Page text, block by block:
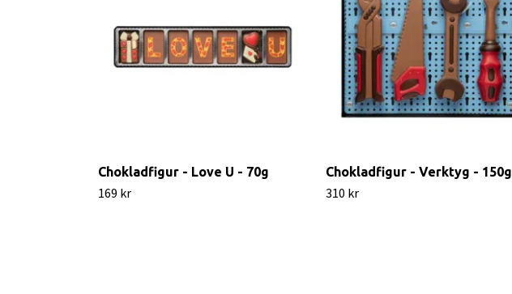
Chokladfigur - Love U - 70g
169 kr
Chokladfigur - Verktyg - 150g
310 kr